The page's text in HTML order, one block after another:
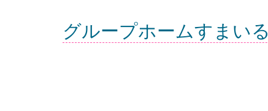
グループホームすまいる